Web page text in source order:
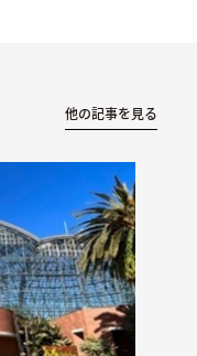
他の記事を見る